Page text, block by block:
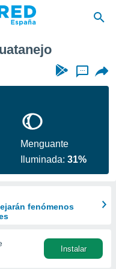
...
Menguante
Iluminada:31%
fenómenos
Instalar